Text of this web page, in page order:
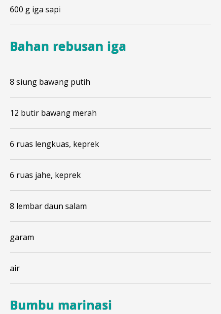
600 g iga sapi
Bahan rebusan iga
8 siung bawang putih
12 butir bawang merah
6 ruas lengkuas, keprek
6 ruas jahe, keprek
8 lembar daun salam
garam
air
Bumbu marinasi